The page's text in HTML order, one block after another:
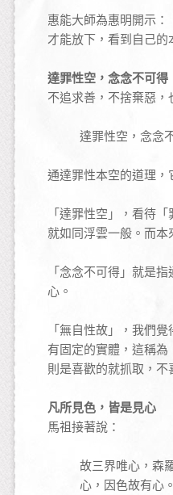
惠能大師為惠明開示
才能放下，看到自己的
達罪性空，念念不可得
不追求善，不捨棄惡
達罪性空，念念
通達罪性本空的道理
「達罪性空」，看待
就如同浮雲一般。而
「念念不可得」就是
心。
「無自性故」，我們
有固定的實體，這稱
則是喜歡的就抓取，
凡所見色，皆是見心
馬祖接著說：
故三界唯心，森
心，因色故有心